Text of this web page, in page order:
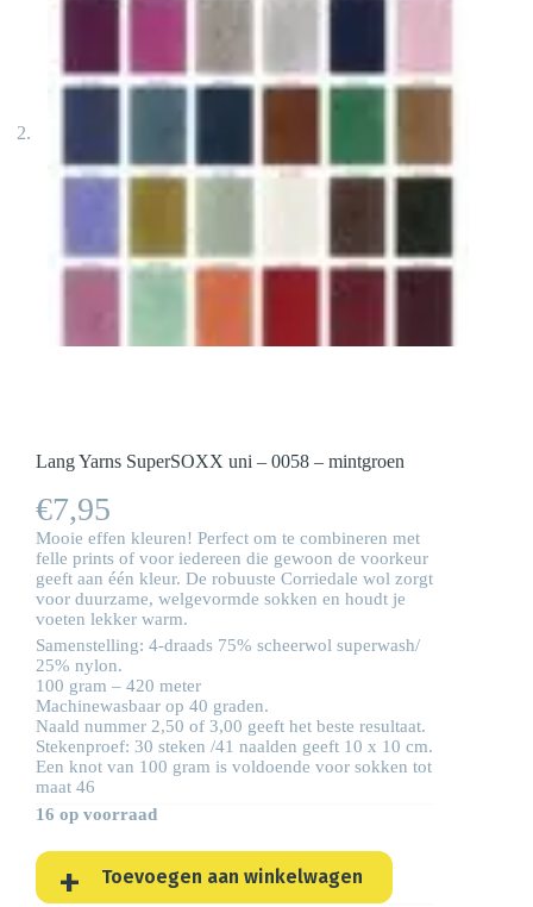
Lang Yarns SuperSOXX uni – 0058 – mintgroen
€7,95
Mooie effen kleuren! Perfect om te combineren met
felle prints of voor iedereen die gewoon de voorkeur
geeft aan één kleur. De robuuste Corriedale wol zorgt
voor duurzame, welgevormde sokken en houdt je
voeten lekker warm.
Samenstelling: 4-draads 75% scheerwol superwash/
25% nylon.
100 gram – 420 meter
Machinewasbaar op 40 graden.
Naald nummer 2,50 of 3,00 geeft het beste resultaat.
Stekenproef: 30 steken /41 naalden geeft 10 x 10 cm.
Een knot van 100 gram is voldoende voor sokken tot
maat 46
16 op voorraad
Toevoegen aan winkelwagen